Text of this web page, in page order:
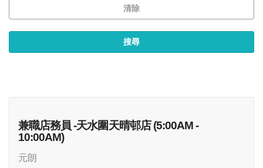
清除
兼職店務員 -天水圍天晴邨店 (5:00AM -
10:00AM)
元朗